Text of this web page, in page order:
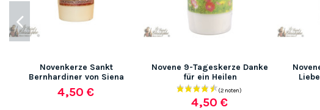
Novenkerze Sankt
Bernhardiner von Siena
4,50 €
Novene 9-Tageskerze Danke
für ein Heilen
4,50 €